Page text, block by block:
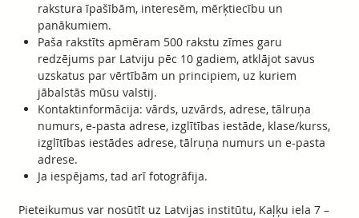
rakstura īpašībām, interesēm, mērķtiecību un
panākumiem.
Paša rakstīts apmēram 500 rakstu zīmes garu
redzējums par Latviju pēc 10 gadiem, atklājot savus
uzskatus par vērtībām un principiem, uz kuriem
jābalstās mūsu valstij.
Kontaktinformācija: vārds, uzvārds, adrese, tālruņa
numurs, e-pasta adrese, izglītības iestāde, klase/kurss,
izglītības iestādes adrese, tālruņa numurs un e-pasta
adrese.
Ja iespējams, tad arī fotogrāfija.
Pieteikumus var nosūtīt uz Latvijas institūtu, Kaļķu iela 7 –